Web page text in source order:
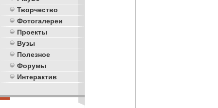
Творчество
Фотогалереи
Проекты
Вузы
Полезное
Форумы
Интерактив